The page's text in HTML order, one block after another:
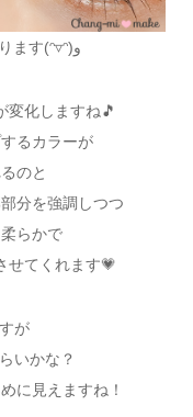
両目装着でこんな感じになります(ᵔ▿ᵔ)و
変化しますね🎵
るカラーが
のと
分を強調しつつ
らかで
せてくれます💗
が
いかな？
に見えますね！